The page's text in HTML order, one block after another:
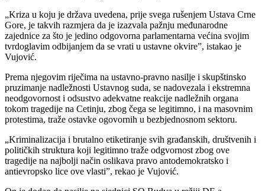
„Kriza u koju je država uvedena, prije svega rušenjem Ustava Crne
Gore, je takvih razmjera da je izazvala pažnju međunarodne
zajednice za što je jedino odgovorna parlamentarna većina svojim
tvrdoglavim odbijanjem da se vrati u ustavne okvire”, istakao je
Vujović.
Prema njegovim riječima na ustavno-pravno nasilje i skupštinsko
pruzimanje nadležnosti Ustavnog suda, se nadovezala i ekstremna
neodgovornost i odsustvo adekvatne reakcije nadležnih organa
tokom tragedije na Cetinju, zbog čega se legitimno, i na masovnim
protestima, traže ostavke ogovornih u bezbjednosnom sektoru.
„Kriminalizacija i brutalno etiketiranje svih građanskih, društvenih i
političkih struktura koji legitimno traže odgvornost zbog ove
tragedije na najbolji način oslikava pravo antodemokratsko i
antievropsko lice ove vlasti”, rekao je Vujović.